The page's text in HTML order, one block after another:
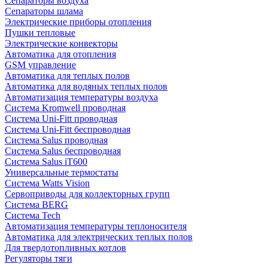
Сепараторы шлама
Электрические приборы отопления
Пушки тепловые
Электрические конвекторы
Автоматика для отопления
GSM управление
Автоматика для теплых полов
Автоматика для водяных теплых полов
Автоматизация температуры воздуха
Система Kromwell проводная
Система Uni-Fitt проводная
Система Uni-Fitt беспроводная
Система Salus проводная
Система Salus беспроводная
Система Salus iT600
Универсальные термостаты
Система Watts Vision
Сервоприводы для коллекторных групп
Система BERG
Система Tech
Автоматизация температуры теплоносителя
Автоматика для электрических теплых полов
Для твердотопливных котлов
Регуляторы тяги